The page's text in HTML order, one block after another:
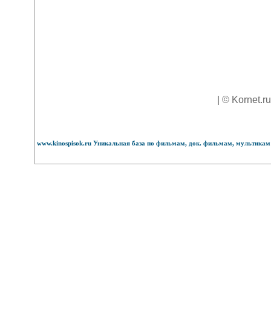
| ©
www.kinospisok.ru Уникальная база по фильмам, док. фильмам,